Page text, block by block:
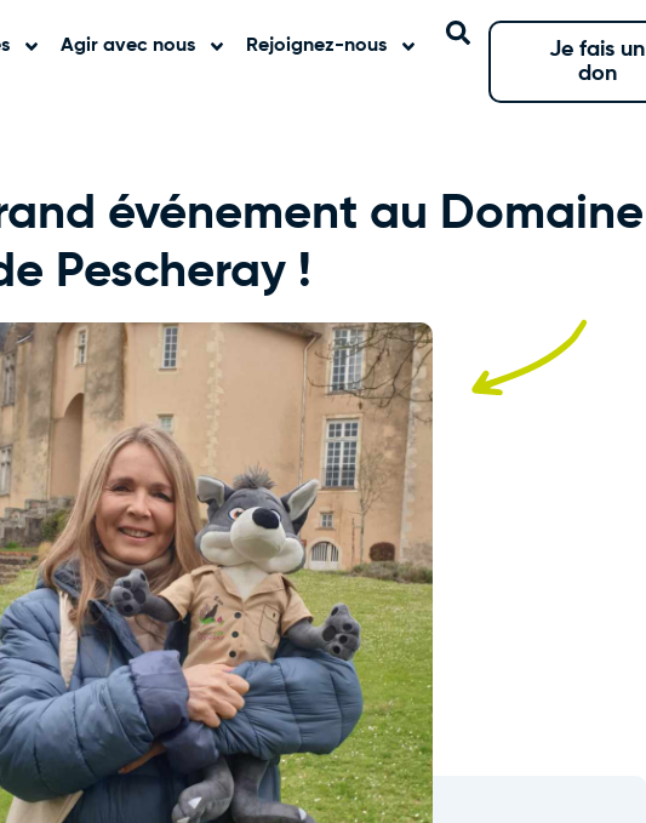
Agir avec nous Rejoignez-nous
Je fais un
don
événement au Domaine
Pescheray !